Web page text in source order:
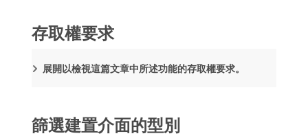
存取權要求
展開以檢視這篇文章中所述功能的存取權要求。
篩選建置介面的型別